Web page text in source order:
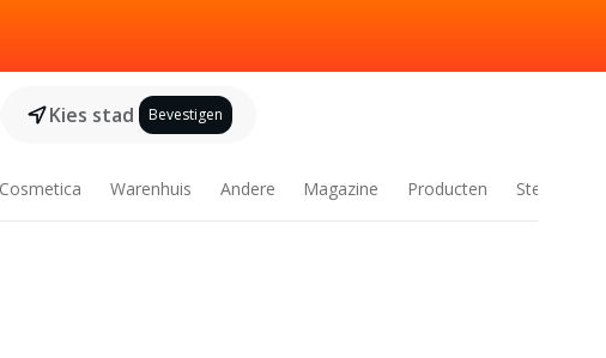
Kies stad Bevestigen
Warenhuis Andere Magazine Producten Steden